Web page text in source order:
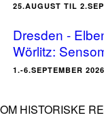
25.AUGUST TIL
Dresden -
Wörlitz:
1.-6.SEPTEMBER 2026
OM HISTORISKE